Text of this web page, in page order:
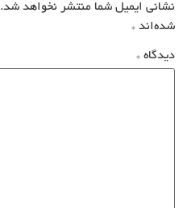
نشانی ایمیل شما منتشر نخواهد شد.
شده‌اند *
دیدگاه *